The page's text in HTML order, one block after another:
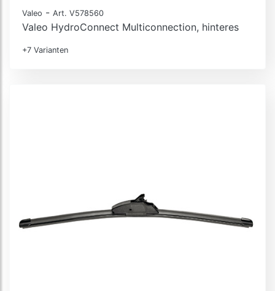
Valeo - Art. V578560
Valeo HydroConnect Multiconnection, hinteres
+7 Varianten